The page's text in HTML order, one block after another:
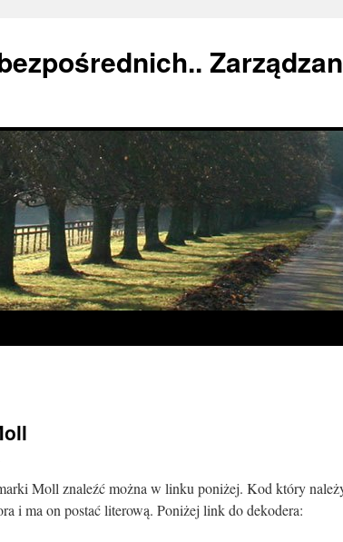
Moll znaleźć można w linku poniżej. Kod który
i ma on postać literową. Poniżej link do dekodera: